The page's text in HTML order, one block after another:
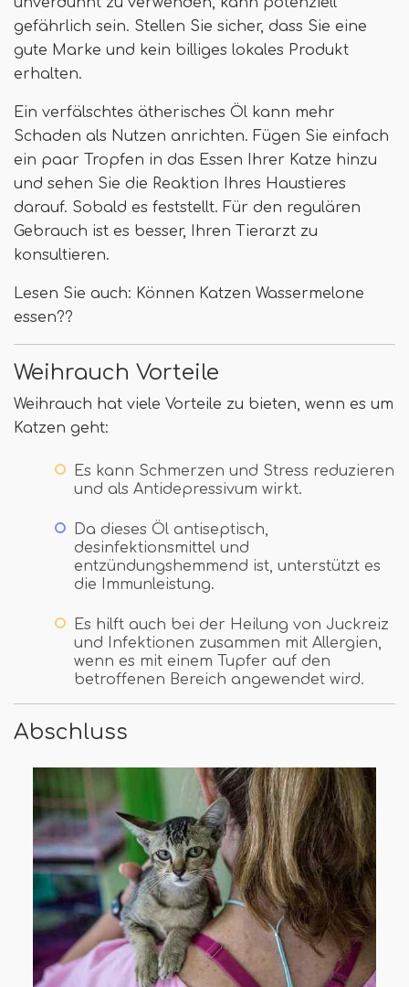
gefährlich sein. Stellen Sie sicher, dass Sie eine
gute Marke und kein billiges lokales Produkt
erhalten.
Ein verfälschtes ätherisches Öl kann mehr
Schaden als Nutzen anrichten. Fügen Sie einfach
ein paar Tropfen in das Essen Ihrer Katze hinzu
und sehen Sie die Reaktion Ihres Haustieres
darauf. Sobald es feststellt. Für den regulären
Gebrauch ist es besser, Ihren Tierarzt zu
konsultieren.
Lesen Sie auch: Können Katzen Wassermelone
essen??
Weihrauch Vorteile
Weihrauch hat viele Vorteile zu bieten, wenn es um
Katzen geht:
Es kann Schmerzen und Stress reduzieren
und als Antidepressivum wirkt.
Da dieses Öl antiseptisch,
desinfektionsmittel und
entzündungshemmend ist, unterstützt es
die Immunleistung.
Es hilft auch bei der Heilung von Juckreiz
und Infektionen zusammen mit Allergien,
wenn es mit einem Tupfer auf den
betroffenen Bereich angewendet wird.
Abschluss